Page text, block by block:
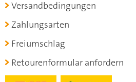
Versandbedingungen
Zahlungsarten
Freiumschlag
Retourenformular anfordern